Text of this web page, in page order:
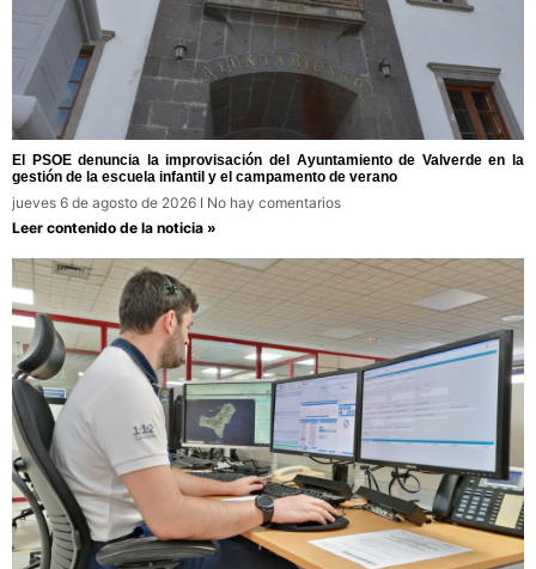
El PSOE denuncia la improvisación del Ayuntamiento de Valverde en la
gestión de la escuela infantil y el campamento de verano
jueves 6 de agosto de 2026
No hay comentarios
Leer contenido de la noticia »